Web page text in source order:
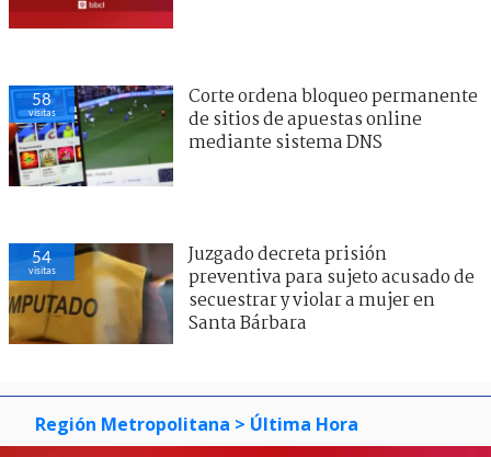
58
visitas
Corte ordena bloqueo permanente
de sitios de apuestas online
mediante sistema DNS
54
visitas
Juzgado decreta prisión
preventiva para sujeto acusado de
secuestrar y violar a mujer en
Santa Bárbara
Región Metropolitana > Última Hora